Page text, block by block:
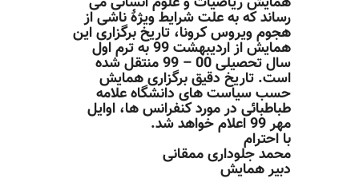
رساند که به علت شرایط ویژۀ ناشی از
هجوم ویروس کرونا، تاریخ برگزاری این
همایش از اردیبهشت 99 به ترم اول
سال تحصیلی 00 – 99 منتقل شده
است. تاریخ دقیق برگزاری همایش
حسب سیاست های دانشگاه علامه
طباطبائی در مورد کنفرانس ها، اوایل
مهر 99 اعلام خواهد شد.
با احترام
محمد جلوداری ممقانی
دبیر همایش